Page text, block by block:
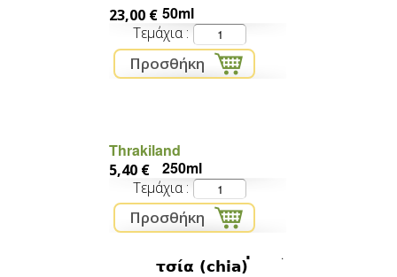
23,00 € 50ml
Τεμάχια
Thrakiland
5,40 € 250ml
Τεμάχια
τσία (chia)